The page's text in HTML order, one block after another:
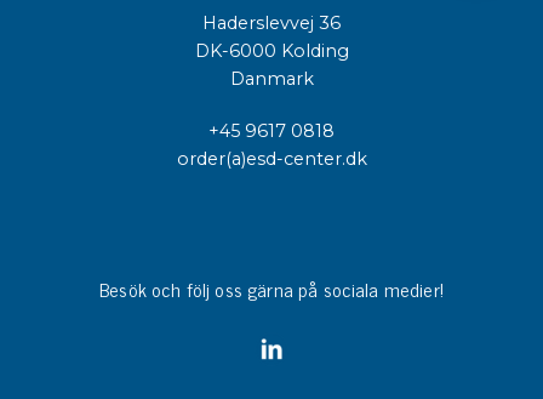
Haderslevvej 36
DK-6000 Kolding
Danmark
+45 9617 0818
order(a)esd-center.dk
Besök och följ oss gärna på sociala medier!